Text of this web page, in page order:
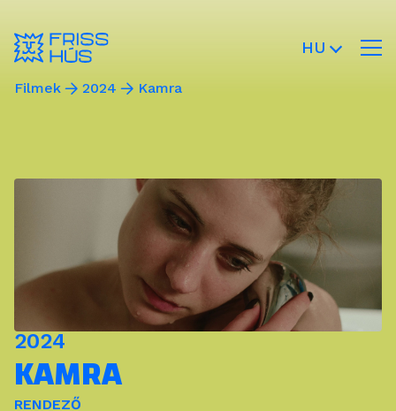
HU
Filmek 2024 Kamra
2024
KAMRA
RENDEZŐ